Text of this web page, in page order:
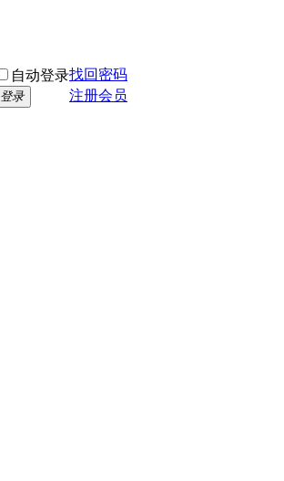
自动登录找回密码
登录 注册会员